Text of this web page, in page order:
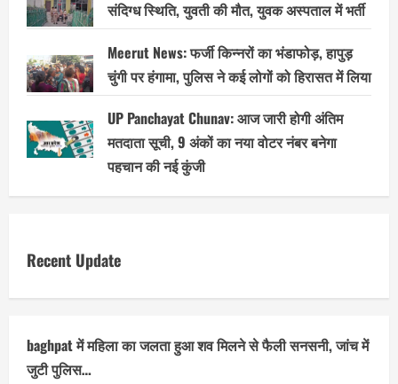
संदिग्ध स्थिति, युवती की मौत, युवक अस्पताल में भर्ती
Meerut News: फर्जी किन्नरों का भंडाफोड़, हापुड़
चुंगी पर हंगामा, पुलिस ने कई लोगों को हिरासत में लिया
UP Panchayat Chunav: आज जारी होगी अंतिम
मतदाता सूची, 9 अंकों का नया वोटर नंबर बनेगा
पहचान की नई कुंजी
Recent Update
baghpat में महिला का जलता हुआ शव मिलने से फैली सनसनी, जांच में
जुटी पुलिस…